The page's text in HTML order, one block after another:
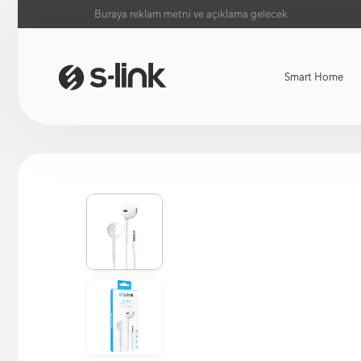
Buraya reklam metni ve açıklama gelecek
Smart Home